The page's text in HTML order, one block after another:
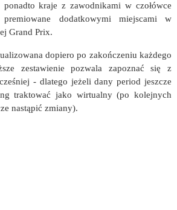
kraje z zawodnikami w czołówce
dodatkowymi miejscami w
Grand Prix.
dopiero po zakończeniu każdego
zestawienie pozwala zapoznać się z
- dlatego jeżeli dany period jeszcze
traktować jako wirtualny (po kolejnych
nastąpić zmiany).